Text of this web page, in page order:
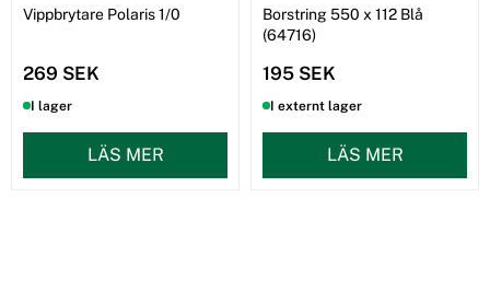
Vippbrytare Polaris 1/0
269 SEK
I lager
LÄS MER
Borstring 550 x 112 Blå
(64716)
195 SEK
I externt lager
LÄS MER